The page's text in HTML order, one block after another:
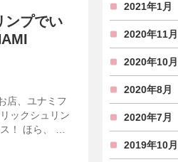
ンプでい
店、ユナミフ
ックシュリン
！ ほら、 …
2021年1月
2020年11月
2020年10月
2020年8月
2020年7月
2019年10月